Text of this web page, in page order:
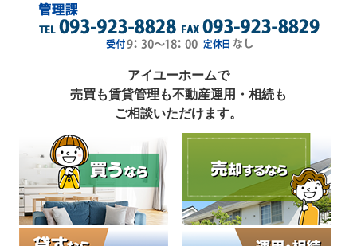
アイユーホームで
売買も賃貸管理も不動産運用・相続も
ご相談いただけます。